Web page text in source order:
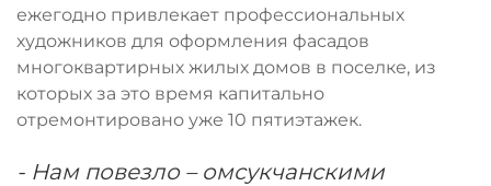
ежегодно привлекает профессиональных
художников для оформления фасадов
многоквартирных жилых домов в поселке, из
которых за это время капитально
отремонтировано уже 10 пятиэтажек.
- Нам повезло – омсукчанскими